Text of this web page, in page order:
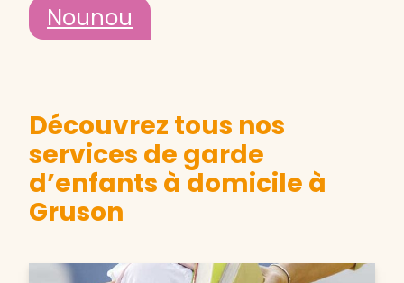
Nounou
Découvrez tous nos
services de garde
d’enfants à domicile à
Gruson